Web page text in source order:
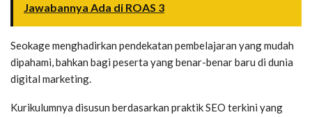
Jawabannya Ada di ROAS 3
Seokage menghadirkan pendekatan pembelajaran yang mudah
dipahami, bahkan bagi peserta yang benar-benar baru di dunia
digital marketing.
Kurikulumnya disusun berdasarkan praktik SEO terkini yang